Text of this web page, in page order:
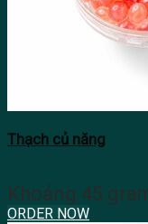
Thạch củ năng
Khoảng 45
ORDER NOW